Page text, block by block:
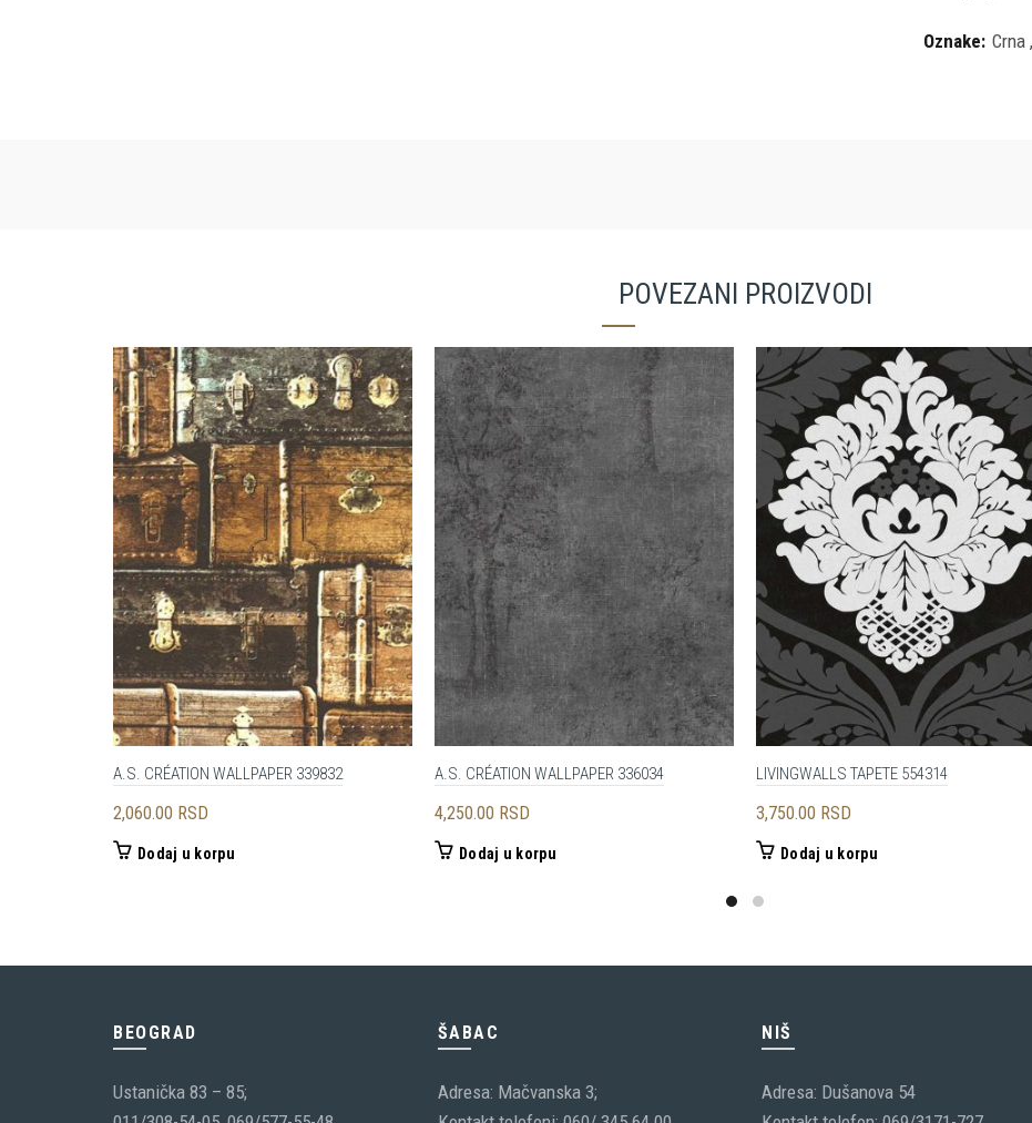
Oznake: Crna ,
POVEZANI PROIZVODI
A.S. CRÉATION WALLPAPER 339832
2,060.00 RSD
Dodaj u korpu
A.S. CRÉATION WALLPAPER 336034
4,250.00 RSD
Dodaj u korpu
LIVINGWALLS TAPETE 554314
3,750.00 RSD
Dodaj u korpu
BEOGRAD
Ustanička 83 – 85;
ŠABAC
Adresa: Mačvanska 3;
NIŠ
Adresa: Dušanova 54